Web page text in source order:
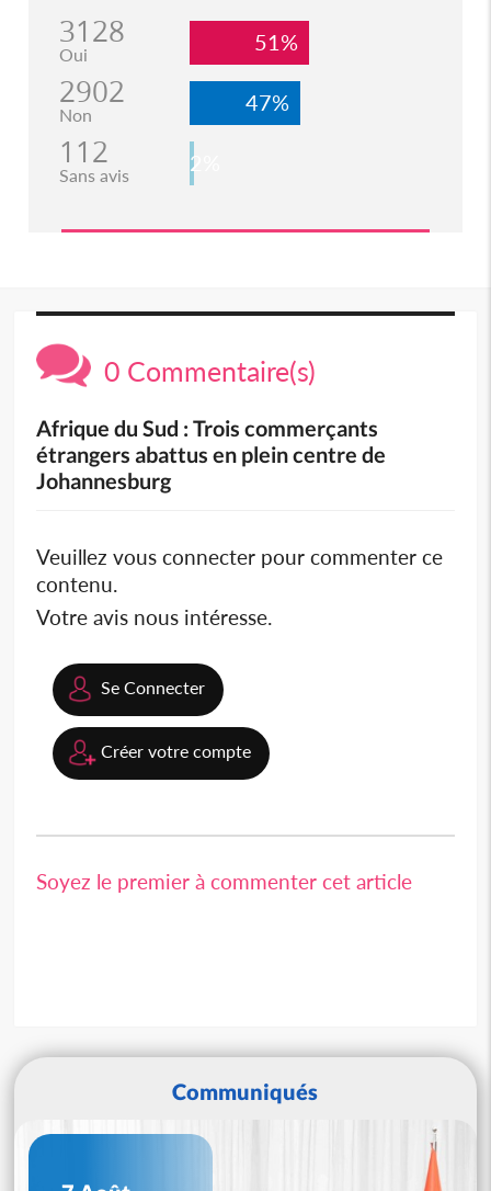
3128
Oui 51%
2902
Non 47%
112
Sans avis 2%
0 Commentaire(s)
Afrique du Sud : Trois commerçants
étrangers abattus en plein centre de
Johannesburg
Veuillez vous connecter pour commenter ce
contenu.
Votre avis nous intéresse.
Se Connecter
Créer votre compte
Soyez le premier à commenter cet article
Communiqués